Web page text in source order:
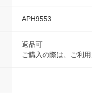
APH9553
返品可
ご購入の際は、ご利